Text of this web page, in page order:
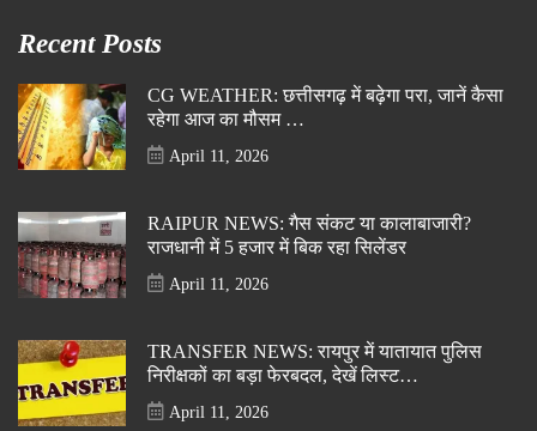
Recent Posts
CG WEATHER: छत्तीसगढ़ में बढ़ेगा परा, जानें कैसा
रहेगा आज का मौसम …
April 11, 2026
RAIPUR NEWS: गैस संकट या कालाबाजारी?
राजधानी में 5 हजार में बिक रहा सिलेंडर
April 11, 2026
TRANSFER NEWS: रायपुर में यातायात पुलिस
निरीक्षकों का बड़ा फेरबदल, देखें लिस्ट…
April 11, 2026